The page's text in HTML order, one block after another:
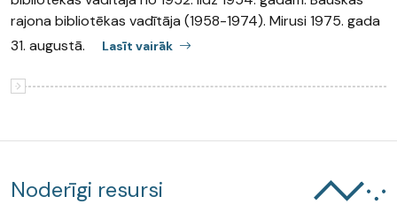
rajona bibliotēkas vadītāja (1958-1974). Mirusi 1975. gada
31. augustā.
Lasīt vairāk
Noderīgi resursi